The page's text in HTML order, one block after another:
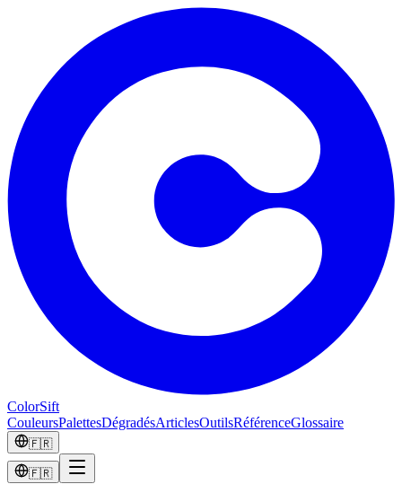
ColorSift
CouleursPalettesDégradésArticlesOutilsRéférenceGlossaire
🇫🇷
🇫🇷